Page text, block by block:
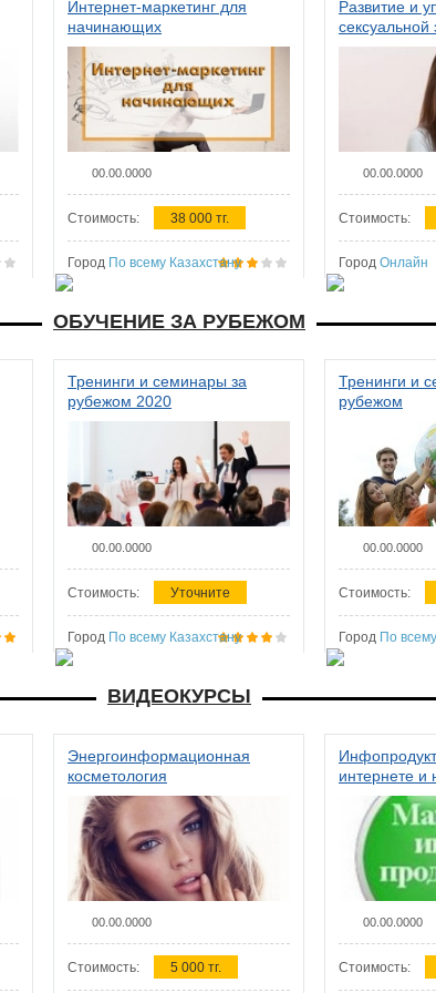
Интернет-маркетинг для
начинающих
00.00.0000
Стоимость: 38 000 тг.
Город По всему Казахстану
Развитие и
сексуальной
женщин
00.00.0000
Стоимость:
Город Онлайн
ОБУЧЕНИЕ ЗА РУБЕЖОМ
Тренинги и семинары за
рубежом 2020
00.00.0000
Стоимость: Уточните
Город По всему Казахстану
Тренинги и
рубежом
00.00.0000
Стоимость:
Город По
ВИДЕОКУРСЫ
Энергоинформационная
косметология
00.00.0000
Стоимость: 5 000 тг.
интернете и
00.00.0000
Стоимость: